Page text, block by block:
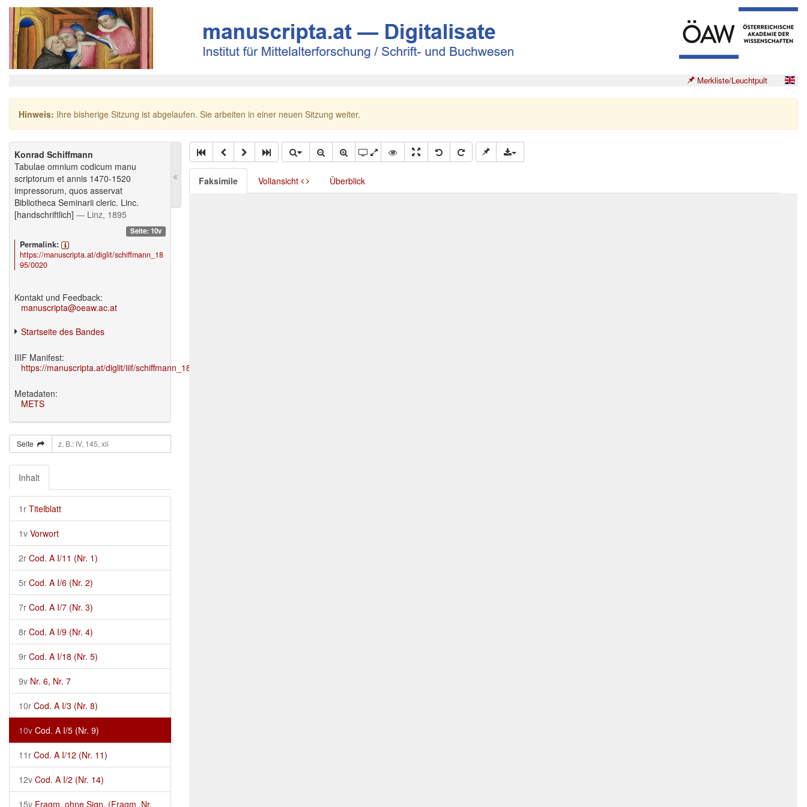
Merkliste/Leuchtpult
Hinweis: Ihre bisherige Sitzung ist abgelaufen. Sie arbeiten in einer neuen Sitzung weiter.
Konrad Schiffmann
Tabulae omnium codicum manu
scriptorum et annis 1470-1520
impressorum, quos asservat
Bibliotheca Seminarii cleric. Linc.
[handschriftlich] — Linz, 1895
Seite: 10v
Permalink:
https://manuscripta.at/diglit/schiffmann_18
95/0020
Kontakt und Feedback:
manuscripta@oeaw.ac.at
Startseite des Bandes
IIIF Manifest:
https://manuscripta.at/diglit/iiif/schiffmann_1895/manifest.json
Metadaten:
METS
Seite
Inhalt
1r Titelblatt
1v Vorwort
2r Cod. A I/11 (Nr. 1)
5r Cod. A I/6 (Nr. 2)
7r Cod. A I/7 (Nr. 3)
8r Cod. A I/9 (Nr. 4)
9r Cod. A I/18 (Nr. 5)
9v Nr. 6, Nr. 7
10r Cod. A I/3 (Nr. 8)
10v Cod. A I/5 (Nr. 9)
11r Cod. A I/12 (Nr. 11)
12v Cod. A I/2 (Nr. 14)
15v Fragm. ohne Sign. (Fragm. Nr.
Faksimile Vollansicht Überblick